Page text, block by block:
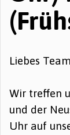
Liebes
Wir treffen
und der
Uhr auf